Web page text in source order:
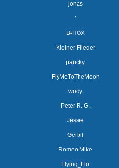
jonas
*
B-HOX
Kleiner Flieger
paucky
FlyMeToTheMoon
wody
Peter R. G.
Jessie
Gerbil
Romeo.Mike
Flying_Flo